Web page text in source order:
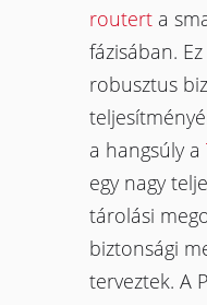
routert a
fázisában.
robusztus
a hangsúly a
egy nagy
tárolási
biztonsági
terveztek. A